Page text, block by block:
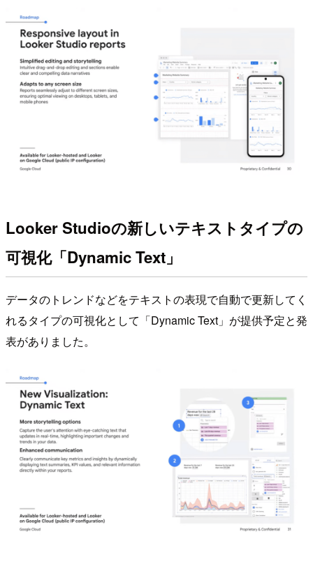
Looker Studioの新しいテキストタイプの
可視化「Dynamic Text」
データのトレンドなどをテキストの表現で自動で更新してく
れるタイプの可視化として「Dynamic Text」が提供予定と発
表がありました。